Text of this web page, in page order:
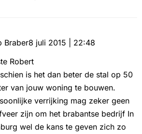
Braber8 juli 2015 | 22:48
Robert
is het dan beter de stal op 50
van jouw woning te bouwen.
verrijking mag zeker geen
zijn om het brabantse bedrijf In
wel de kans te geven zich zo